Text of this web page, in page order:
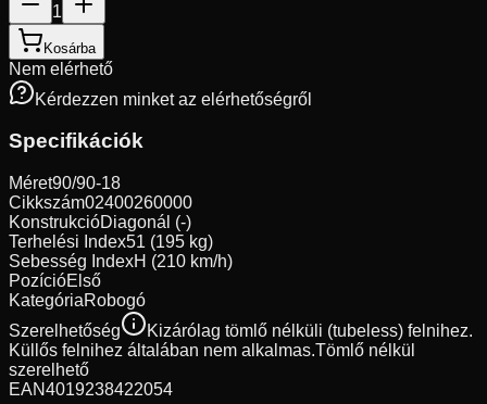
1
Kosárba
Nem elérhető
Kérdezzen minket az elérhetőségről
Specifikációk
Méret90/90-18
Cikkszám02400260000
KonstrukcióDiagonál (-)
Terhelési Index51 (195 kg)
Sebesség IndexH (210 km/h)
PozícióElső
KategóriaRobogó
Szerelhetőség
Kizárólag tömlő nélküli (tubeless) felnihez.
Küllős felnihez általában nem alkalmas.Tömlő nélkül
szerelhető
EAN4019238422054